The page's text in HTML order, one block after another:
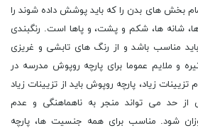
بخش های بدن را که باید پوشش داده شوند را
شانه ها، شکم و پشت، و پاها است. رنگبندی
مناسب باشد و از رنگ های تابشی و غریزی
و ملایم عموما برای پارچه روپوش مدرسه در
زیاد، پارچه روپوش باید از تزیینات زیاد
از حد می تواند منجر به ناهماهنگی و عدم
شود. مناسب برای همه جنسیت ها، پارچه